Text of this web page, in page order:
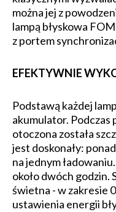
można jej z
lampą błyskowa
z portem
EFEKTYWNIE
Podstawą każdej
akumulator.
otoczona została
jest doskonały:
na jednym
około dwóch godzin.
świetna - w zakresie
ustawienia energii